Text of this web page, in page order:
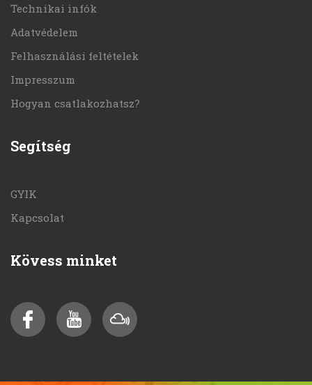
Technikai infók
Adatvédelem
Felhasználási feltételek
Impresszum
Hogyan csatlakozhatsz?
Segítség
GYIK
Kapcsolat
Kövess minket